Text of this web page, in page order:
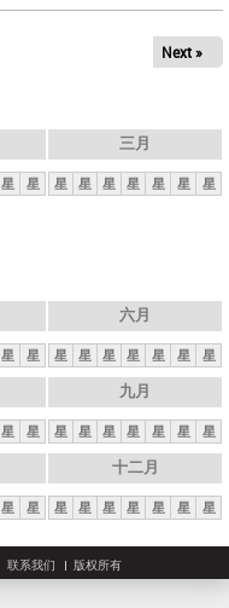
Next »
星 星
三月
星 星 星 星 星 星 星
星 星
六月
星 星 星 星 星 星 星
星 星
九月
星 星 星 星 星 星 星
星 星
十二月
星 星 星 星 星 星 星
联系我们 版权所有